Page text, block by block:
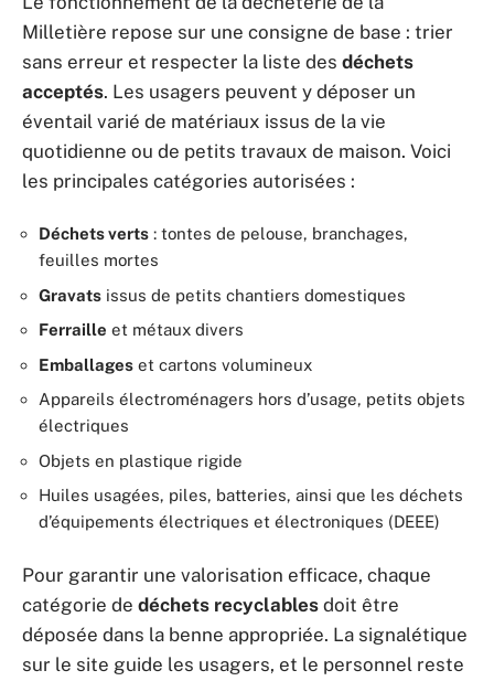
Milletière repose sur une consigne de base : trier
sans erreur et respecter la liste des déchets
acceptés. Les usagers peuvent y déposer un
éventail varié de matériaux issus de la vie
quotidienne ou de petits travaux de maison. Voici
les principales catégories autorisées :
Déchets verts : tontes de pelouse, branchages,
feuilles mortes
Gravats issus de petits chantiers domestiques
Ferraille et métaux divers
Emballages et cartons volumineux
Appareils électroménagers hors d’usage, petits objets
électriques
Objets en plastique rigide
Huiles usagées, piles, batteries, ainsi que les déchets
d’équipements électriques et électroniques (DEEE)
Pour garantir une valorisation efficace, chaque
catégorie de déchets recyclables doit être
déposée dans la benne appropriée. La signalétique
sur le site guide les usagers, et le personnel reste